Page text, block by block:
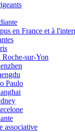
en France et à
Roche-sur-Yon
Paulo
associative